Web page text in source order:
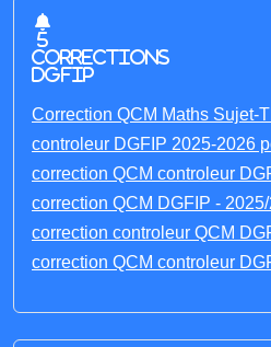
5
corrections
DGFIP
Correction QCM Maths Sujet-
controleur DGFIP 2025-2026
correction QCM controleur
correction QCM DGFIP -
correction controleur QCM
correction QCM controleur